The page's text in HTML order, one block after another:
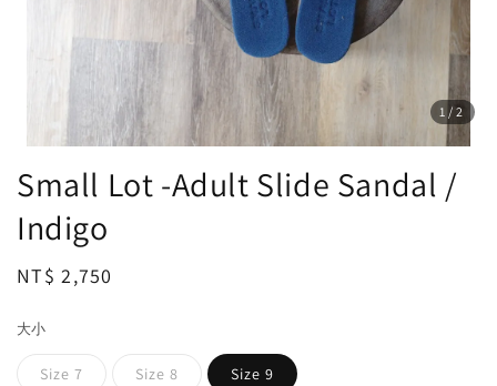
1 /2
Small Lot -Adult Slide Sandal /
Indigo
Regular
NT$ 2,750
大小
Size 7 Size 8 Size 9